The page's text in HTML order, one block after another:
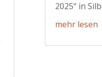
2025“ in
mehr lesen